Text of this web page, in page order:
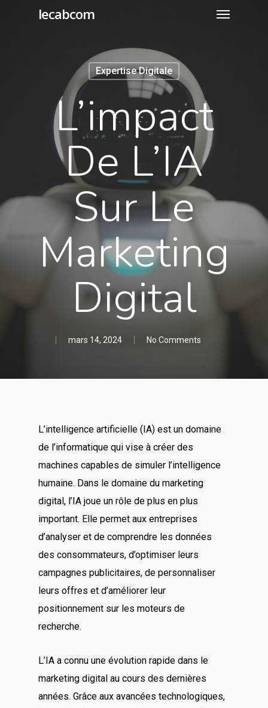
lecabcom
Expertise Digitale
L’impact
De L’IA
Sur Le
Marketing
Digital
mars 14, 2024 No Comments
L’intelligence artificielle (IA) est un domaine
de l’informatique qui vise à créer des
machines capables de simuler l’intelligence
humaine. Dans le domaine du marketing
digital, l’IA joue un rôle de plus en plus
important. Elle permet aux entreprises
d’analyser et de comprendre les données
des consommateurs, d’optimiser leurs
campagnes publicitaires, de personnaliser
leurs offres et d’améliorer leur
positionnement sur les moteurs de
recherche.
L’IA a connu une évolution rapide dans le
marketing digital au cours des dernières
années. Grâce aux avancées technologiques,